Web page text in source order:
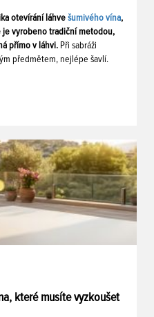
otevírání láhve šumivého vína,
vyrobeno tradiční metodou,
přímo v láhvi. Při sabráži
předmětem, nejlépe šavlí.
které musíte vyzkoušet